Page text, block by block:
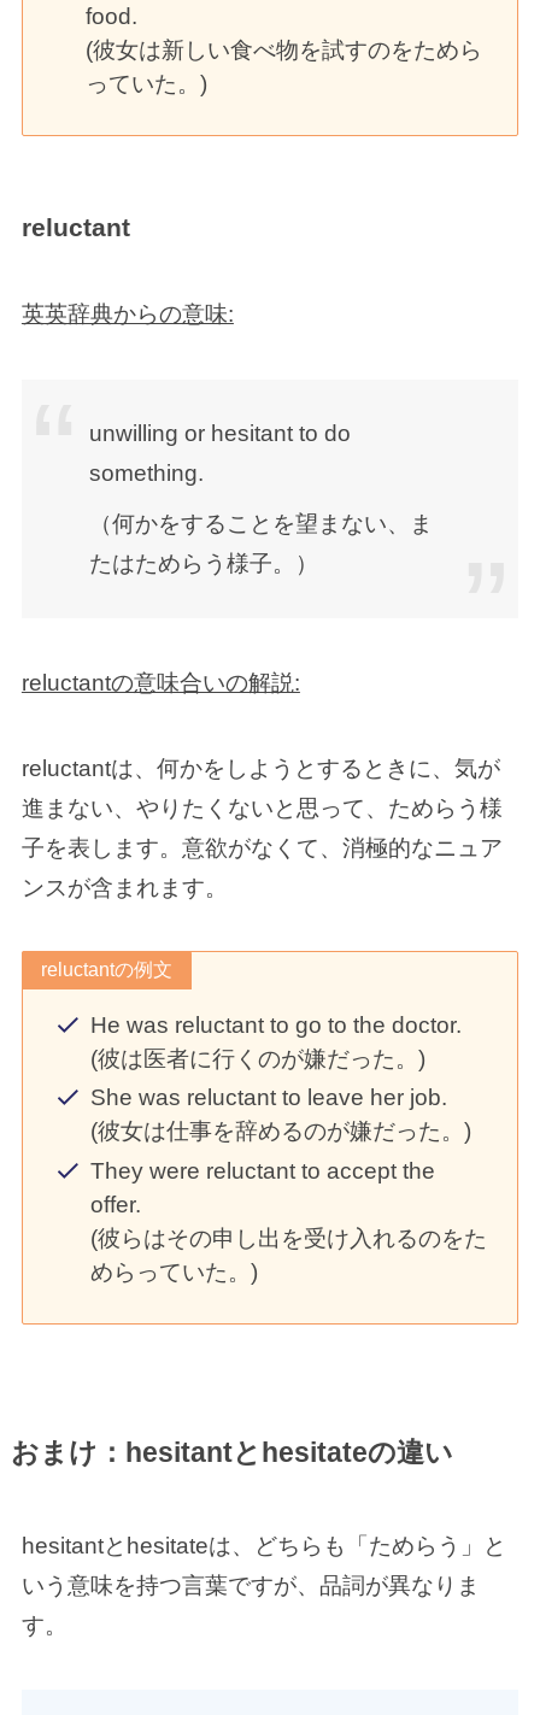
food.
(彼女は新しい食べ物を試すのをためら
っていた。)
reluctant
英英辞典からの意味:
unwilling or hesitant to do
something.
（何かをすることを望まない、ま
たはためらう様子。）
reluctantの意味合いの解説:
reluctantは、何かをしようとするときに、気が
進まない、やりたくないと思って、ためらう様
子を表します。意欲がなくて、消極的なニュア
ンスが含まれます。
reluctantの例文
He was reluctant to go to the doctor.
(彼は医者に行くのが嫌だった。)
She was reluctant to leave her job.
(彼女は仕事を辞めるのが嫌だった。)
They were reluctant to accept the
offer.
(彼らはその申し出を受け入れるのをた
めらっていた。)
おまけ：hesitantとhesitateの違い
hesitantとhesitateは、どちらも「ためらう」と
いう意味を持つ言葉ですが、品詞が異なりま
す。